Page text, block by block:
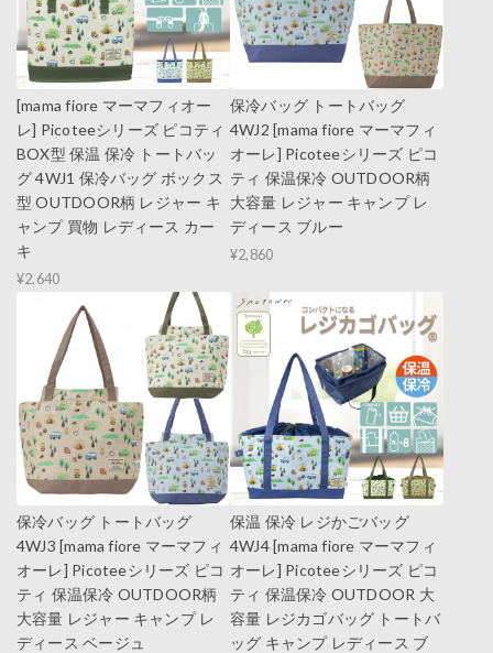
[mama fiore マーマフィオー
レ] Picoteeシリーズ ピコティ
BOX型 保温 保冷 トートバッ
グ 4WJ1 保冷バッグ ボックス
型 OUTDOOR柄 レジャー キ
ャンプ 買物 レディース カー
キ
¥2,640
保冷バッグ トートバッグ
4WJ2 [mama fiore マーマフィ
オーレ] Picoteeシリーズ ピコ
ティ 保温保冷 OUTDOOR柄
大容量 レジャー キャンプ レ
ディース ブルー
¥2,860
保冷バッグ トートバッグ
4WJ3 [mama fiore マーマフィ
オーレ] Picoteeシリーズ ピコ
ティ 保温保冷 OUTDOOR柄
大容量 レジャー キャンプ レ
ディース ベージュ
保温 保冷 レジかごバッグ
4WJ4 [mama fiore マーマフィ
オーレ] Picoteeシリーズ ピコ
ティ 保温保冷 OUTDOOR 大
容量 レジカゴバッグ トートバ
ッグ キャンプ レディース ブ